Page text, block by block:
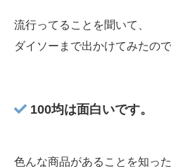
流行ってることを聞いて、
ダイソーまで出かけてみたので
100均は面白いです。
色んな商品があることを知った